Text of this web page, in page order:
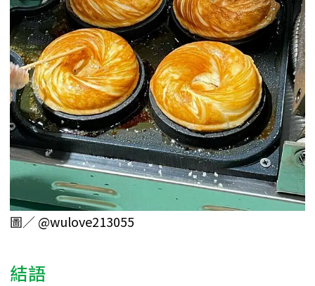
圖／@wulove213055
結語